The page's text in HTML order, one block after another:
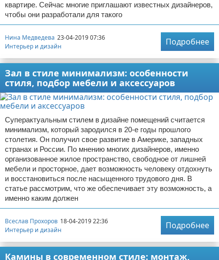
квартире. Сейчас многие приглашают известных дизайнеров,
чтобы они разработали для такого
Нина Медведева 23-04-2019 07:36
Интерьер и дизайн
Подробнее
Зал в стиле минимализм: особенности
стиля, подбор мебели и аксессуаров
Суперактуальным стилем в дизайне помещений считается
минимализм, который зародился в 20-е годы прошлого
столетия. Он получил свое развитие в Америке, западных
странах и России. По мнению многих дизайнеров, именно
организованное жилое пространство, свободное от лишней
мебели и просторное, дает возможность человеку отдохнуть
и восстановиться после насыщенного трудового дня. В
статье рассмотрим, что же обеспечивает эту возможность, а
именно каким должен
Всеслав Прохоров 18-04-2019 22:36
Интерьер и дизайн
Подробнее
Камины в современном стиле: монтаж,